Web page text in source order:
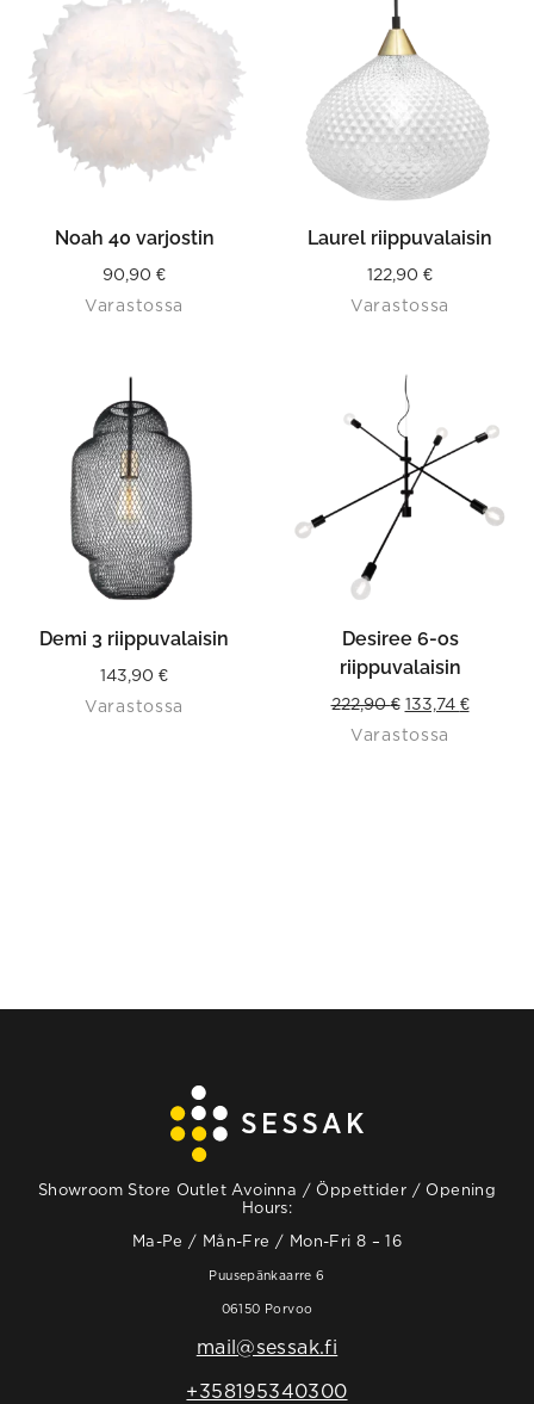
Noah 40 varjostin
90,90 €
Varastossa
Laurel riippuvalaisin
122,90 €
Varastossa
Demi 3 riippuvalaisin
143,90 €
Varastossa
Desiree 6-os
riippuvalaisin
222,90€ Original
price
133,74 €Current
Varastossa
Showroom Store Outlet Avoinna / Öppettider / Opening
Hours:
Ma-Pe / Mån-Fre / Mon-Fri 8 – 16
Puusepänkaarre 6
06150 Porvoo
mail@sessak.fi
+358195340300